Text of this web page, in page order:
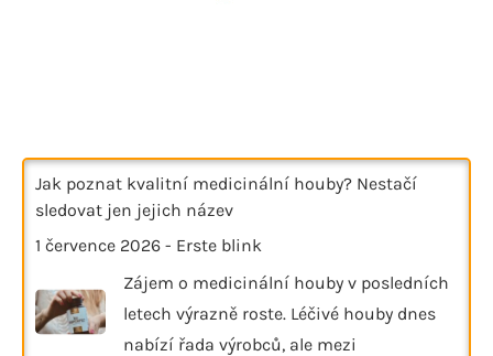
Jak poznat kvalitní medicinální houby? Nestačí
sledovat jen jejich název
1 července 2026 - Erste blink
Zájem o medicinální houby v posledních
letech výrazně roste. Léčivé houby dnes
nabízí řada výrobců, ale mezi